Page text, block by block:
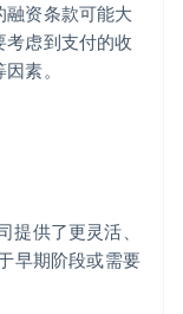
资条款可能大
虑到支付的收
素。
提供了更灵活、
早期阶段或需要